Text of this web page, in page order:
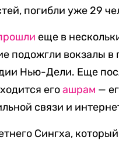
погибли уже 29
еще в
подожгли вокзалы в
Нью-Дели. Еще
егоашрам —
связи и
Сингха,